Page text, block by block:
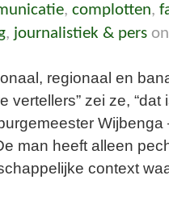
, complotten,
, journalistiek & pers
regionaal en
vertellers” zei ze,
Wijbenga
man heeft alleen
context